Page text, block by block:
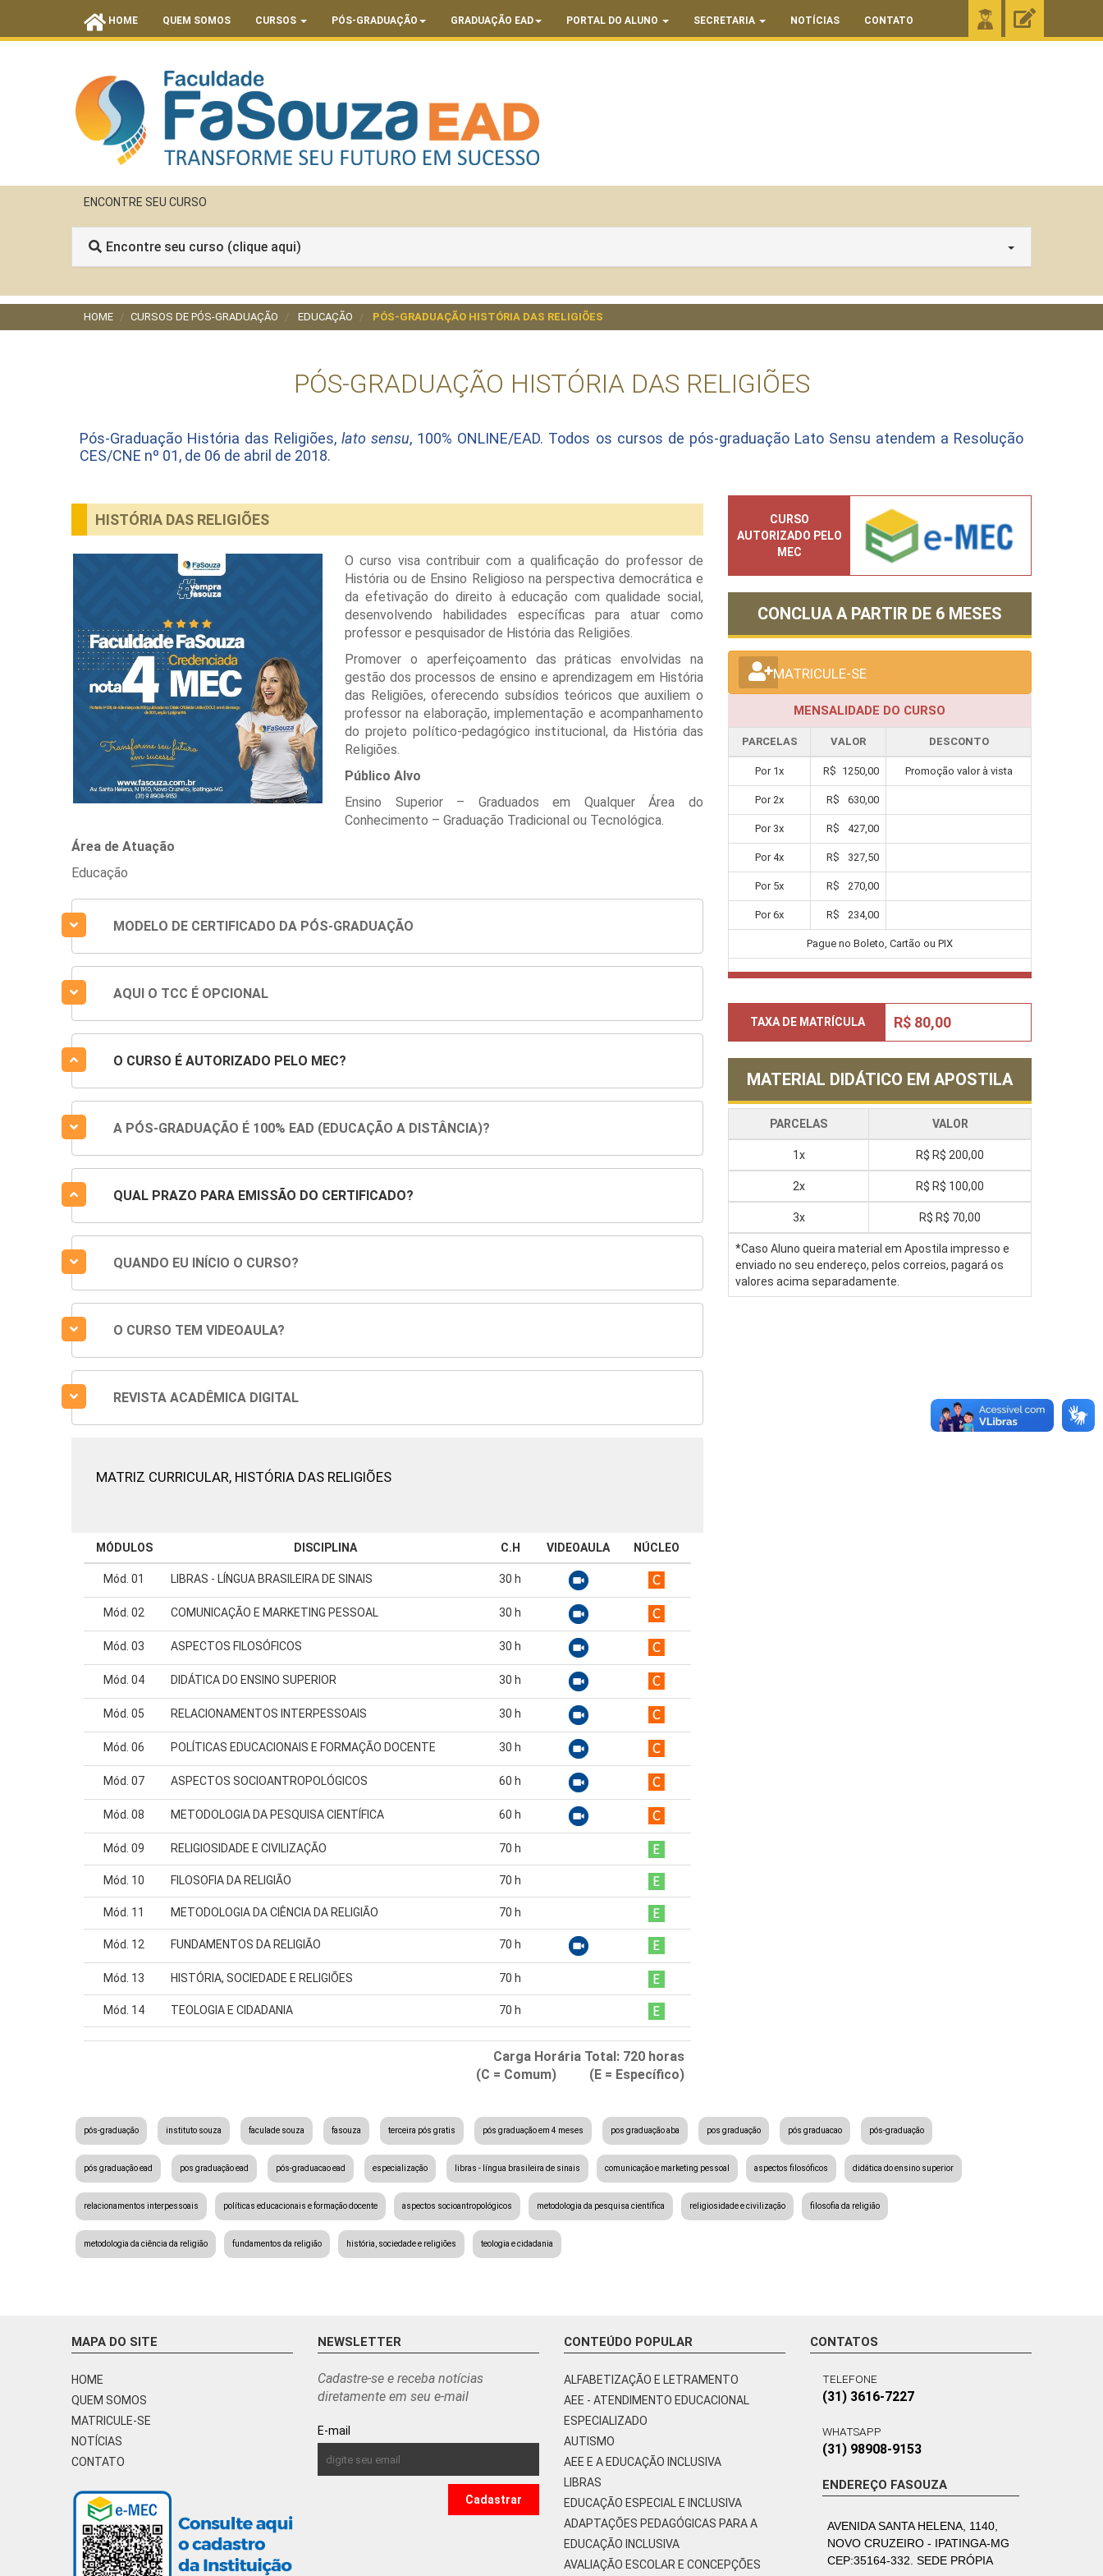
HOME QUEM SOMOS CURSOS PÓS-GRADUAÇÃO GRADUAÇÃO EAD PORTAL DO ALUNO SECRETARIA NOTÍCIAS CONTATO
ENCONTRE SEU CURSO
Encontre seu curso (clique aqui)
HOME CURSOS DE PÓS-GRADUAÇÃO EDUCAÇÃO PÓS-GRADUAÇÃO HISTÓRIA DAS RELIGIÕES
PÓS-GRADUAÇÃO HISTÓRIA DAS RELIGIÕES
Pós-Graduação História das Religiões,lato sensu, 100% ONLINE/EAD. Todos os cursos de pós-graduação Lato Sensu atendem a Resolução
CES/CNE nº 01, de 06 de abril de 2018.
HISTÓRIA DAS RELIGIÕES
O curso visa contribuir com a qualificação do professor de
História ou de Ensino Religioso na perspectiva democrática e
da efetivação do direito à educação com qualidade social,
desenvolvendo habilidades específicas para atuar como
professor e pesquisador de História das Religiões.
Promover o aperfeiçoamento das práticas envolvidas na
gestão dos processos de ensino e aprendizagem em História
das Religiões, oferecendo subsídios teóricos que auxiliem o
professor na elaboração, implementação e acompanhamento
do projeto político-pedagógico institucional, da História das
Religiões.
Público Alvo
Ensino Superior – Graduados em Qualquer Área do
Conhecimento – Graduação Tradicional ou Tecnológica.
Área de Atuação
Educação
MODELO DE CERTIFICADO DA PÓS-GRADUAÇÃO
AQUI O TCC É OPCIONAL
O CURSO É AUTORIZADO PELO MEC?
A PÓS-GRADUAÇÃO É 100% EAD (EDUCAÇÃO A DISTÂNCIA)?
QUAL PRAZO PARA EMISSÃO DO CERTIFICADO?
QUANDO EU INÍCIO O CURSO?
O CURSO TEM VIDEOAULA?
REVISTA ACADÊMICA DIGITAL
MATRIZ CURRICULAR, HISTÓRIA DAS RELIGIÕES
MÓDULOS DISCIPLINA C.H VIDEOAULA NÚCLEO
Mód. 01 LIBRAS - LÍNGUA BRASILEIRA DE SINAIS 30 h
Mód. 02 COMUNICAÇÃO E MARKETING PESSOAL 30 h
Mód. 03 ASPECTOS FILOSÓFICOS 30 h
Mód. 04 DIDÁTICA DO ENSINO SUPERIOR 30 h
Mód. 05 RELACIONAMENTOS INTERPESSOAIS 30 h
Mód. 06 POLÍTICAS EDUCACIONAIS E FORMAÇÃO DOCENTE 30 h
Mód. 07 ASPECTOS SOCIOANTROPOLÓGICOS 60 h
Mód. 08 METODOLOGIA DA PESQUISA CIENTÍFICA 60 h
Mód. 09 RELIGIOSIDADE E CIVILIZAÇÃO 70 h
Mód. 10 FILOSOFIA DA RELIGIÃO 70 h
Mód. 11 METODOLOGIA DA CIÊNCIA DA RELIGIÃO 70 h
Mód. 12 FUNDAMENTOS DA RELIGIÃO 70 h
Mód. 13 HISTÓRIA, SOCIEDADE E RELIGIÕES 70 h
Mód. 14 TEOLOGIA E CIDADANIA 70 h
Carga Horária Total: 720 horas
(C = Comum) (E = Específico)
CURSO
AUTORIZADO PELO
MEC
CONCLUA A PARTIR DE 6 MESES
MATRICULE-SE
MENSALIDADE DO CURSO
PARCELAS VALOR DESCONTO
Por 1x R$ 1250,00 Promoção valor à vista
Por2x R$ 630,00
Por 3x R$ 427,00
Por4x R$ 327,50
Por 5x R$ 270,00
Por6x R$ 234,00
Pague no Boleto, Cartão ou PIX
TAXA DE MATRÍCULA R$ 80,00
MATERIAL DIDÁTICO EM APOSTILA
PARCELAS VALOR
1x R$ R$ 200,00
2x R$ R$ 100,00
3x R$ R$ 70,00
*Caso Aluno queira material em Apostila impresso e
enviado no seu endereço, pelos correios, pagará os
valores acima separadamente.
pós-graduação instituto souza faculade souza fasouza terceira pós gratis pós graduação em 4 meses pos graduação aba pos graduação pós graduacao pós-graduação
pós graduação ead pos graduação ead pós-graduacao ead especialização libras - língua brasileira de sinais comunicação e marketing pessoal aspectos filosóficos didática do ensino superior
relacionamentos interpessoais políticas educacionais e formação docente aspectos socioantropológicos metodologia da pesquisa científica religiosidade e civilização filosofia da religião
metodologia da ciência da religião fundamentos da religião história, sociedade e religiões teologia e cidadania
MAPA DO SITE
HOME
QUEM SOMOS
MATRICULE-SE
NOTÍCIAS
CONTATO
NEWSLETTER
Cadastre-se e receba notícias
diretamente em seu e-mail
E-mail
CONTEÚDO POPULAR
ALFABETIZAÇÃO E LETRAMENTO
AEE - ATENDIMENTO EDUCACIONAL
ESPECIALIZADO
AUTISMO
AEE E A EDUCAÇÃO INCLUSIVA
LIBRAS
EDUCAÇÃO ESPECIAL E INCLUSIVA
ADAPTAÇÕES PEDAGÓGICAS PARA A
EDUCAÇÃO INCLUSIVA
AVALIAÇÃO ESCOLAR E CONCEPÇÕES
CONTATOS
TELEFONE
(31) 3616-7227
WHATSAPP
(31) 98908-9153
ENDEREÇO FASOUZA
AVENIDA SANTA HELENA, 1140,
NOVO CRUZEIRO - IPATINGA-MG
CEP:35164-332. SEDE PRÓPIA